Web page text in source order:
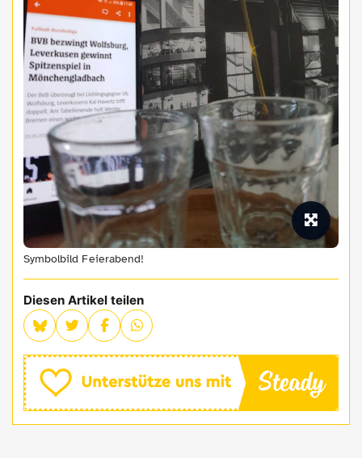
Symbolbild Feierabend!
Diesen Artikel teilen